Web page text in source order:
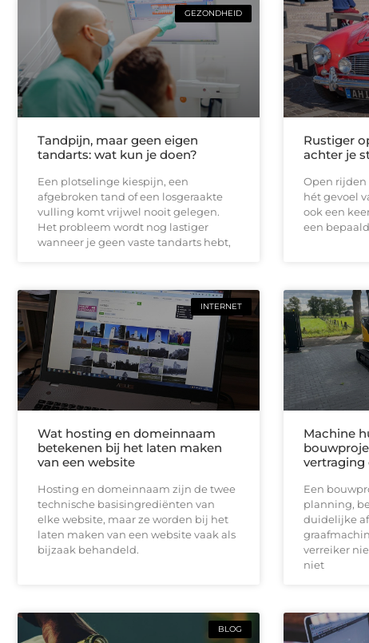
GEZONDHEID
Tandpijn, maar geen eigen
tandarts: wat kun je doen?
Een plotselinge kiespijn, een
afgebroken tand of een losgeraakte
vulling komt vrijwel nooit gelegen.
Het probleem wordt nog lastiger
wanneer je geen vaste tandarts hebt,
Rustiger
achter je
Open rijden
hét gevoel
ook een
een
INTERNET
Wat hosting en domeinnaam
betekenen bij het laten maken
van een website
Hosting en domeinnaam zijn de twee
technische basisingrediënten van
elke website, maar ze worden bij het
laten maken van een website vaak als
bijzaak behandeld.
Machine
vertraging
Een
planning,
duidelijke
verreiker
niet
BLOG